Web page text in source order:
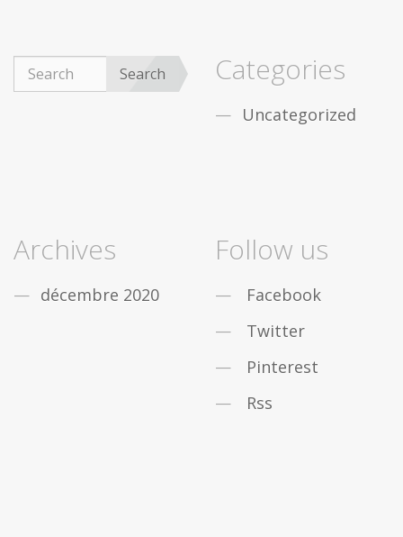
Search Categories
Uncategorized
Archives
décembre 2020
Follow us
Facebook
Twitter
Pinterest
Rss